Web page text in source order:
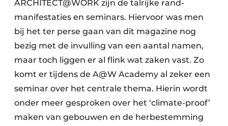
ARCHITECT@WORK zijn de talrijke rand-
manifestaties en seminars. Hiervoor was men
bij het ter perse gaan van dit magazine nog
bezig met de invulling van een aantal namen,
maar toch liggen er al flink wat zaken vast. Zo
komt er tijdens de A@W Academy al zeker een
seminar over het centrale thema. Hierin wordt
onder meer gesproken over het ‘climate-proof’
maken van gebouwen en de herbestemming